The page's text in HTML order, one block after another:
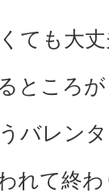
ても大
ところ
バレン
れて終